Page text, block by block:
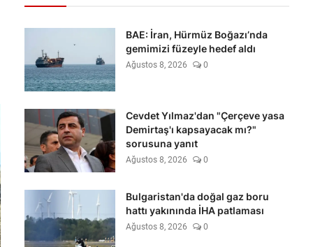
BAE: İran, Hürmüz Boğazı’nda
gemimizi füzeyle hedef aldı
Ağustos 8, 2026 0
Cevdet Yılmaz'dan "Çerçeve yasa
Demirtaş'ı kapsayacak mı?"
sorusuna yanıt
Ağustos 8, 2026 0
Bulgaristan'da doğal gaz boru
hattı yakınında İHA patlaması
Ağustos 8, 2026 0